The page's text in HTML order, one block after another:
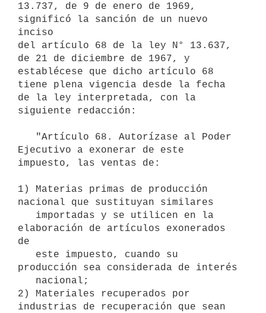
13.737, de 9 de enero de 1969,
significó la sanción de un nuevo
inciso
del artículo 68 de la ley N° 13.637,
de 21 de diciembre de 1967, y
establécese que dicho artículo 68
tiene plena vigencia desde la fecha
de la ley interpretada, con la
siguiente redacción:
Ejecutivo a exonerar de este
impuesto, las ventas de:
1) Materias primas de producción
nacional que sustituyan similares
elaboración de artículos exonerados
de
producción sea considerada de interés
2) Materiales recuperados por
industrias de recuperación que sean